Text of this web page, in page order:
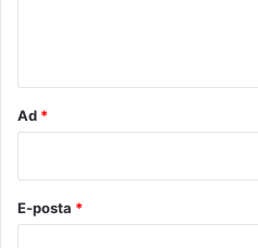
Ad *
E-posta *